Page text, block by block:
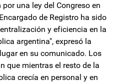
por una ley del Congreso en
de Registro ha sido
y eficiencia en la
argentina", expresó la
en su comunicado. Los
que mientras el resto de la
crecía en personal y en